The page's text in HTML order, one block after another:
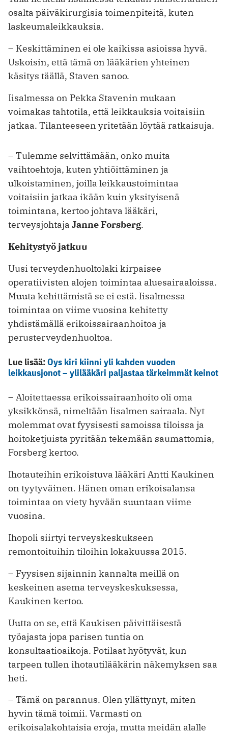
osalta päiväkirurgisia toimenpiteitä, kuten
laskeumaleik­kauksia.
– Keskittäminen ei ole kaikissa asioissa hyvä.
Uskoisin, että tämä on lääkä­rien yhteinen
käsitys täällä, Staven sanoo.
Iisalmessa on Pekka Stavenin mukaan
voimakas tahtotila, että leikkauksia voitaisiin
jatkaa. Tilanteeseen yritetään löytää ratkaisuja.
– Tulemme selvittämään, onko muita
vaihtoehtoja, kuten yhtiöittäminen ja
ulkoistaminen, joilla leikkaustoimintaa
voitaisiin jatkaa ikään kuin yksityisenä
toimintana, kertoo johtava lääkäri,
terveysjohtaja Janne Forsberg.
Kehitystyö jatkuu
Uusi terveydenhuoltolaki kirpaisee
operatiivisten alojen toimintaa aluesairaaloissa.
Muuta kehittämistä se ei ­estä. ­Iisalmessa
toimintaa on viime vuosina kehitetty
yhdistämällä erikoissairaanhoitoa ja
perusterveydenhuoltoa.
Lue lisää:Oys kiri kiinni yli kahden vuoden
leikkausjonot – ylilääkäri paljastaa tärkeimmät keinot
– Aloitettaessa erikoissairaanhoito oli oma
yksikkönsä, nimeltään Iisalmen sairaala. Nyt
molemmat ovat fyysisesti samoissa tiloissa ja
hoitoketjuista pyritään tekemään saumattomia,
Forsberg kertoo.
Ihotauteihin erikoistuva lääkäri Antti Kaukinen
on tyytyväinen. Hänen oman erikoisalansa
toimintaa on viety hyvään suuntaan viime
vuosina.
Ihopoli siirtyi terveyskeskukseen
remontoituihin tiloihin lokakuussa 2015.
– Fyysisen sijainnin kannalta meillä on
keskeinen asema terveyskeskuksessa,
Kaukinen kertoo.
Uutta on se, että Kaukisen päivittäisestä
työajasta jopa parisen tuntia on
konsultaatioaikoja. Potilaat hyötyvät, kun
tarpeen tullen ihotautilääkärin näkemyksen saa
heti.
– Tämä on parannus. Olen yllättynyt, miten
hyvin tämä toimii. Varmasti on
erikoisalakohtaisia eroja, mutta meidän alalle